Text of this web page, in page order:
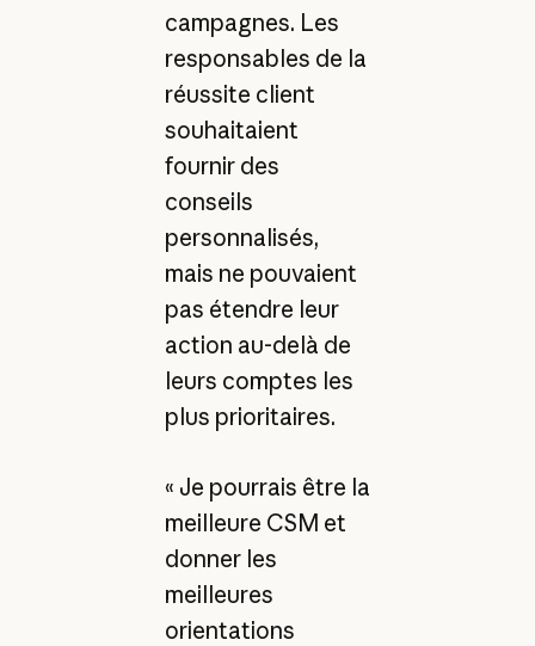
campagnes. Les
responsables de la
réussite client
souhaitaient
fournir des
conseils
personnalisés,
mais ne pouvaient
pas étendre leur
action au-delà de
leurs comptes les
plus prioritaires.
« Je pourrais être la
meilleure CSM et
donner les
meilleures
orientations